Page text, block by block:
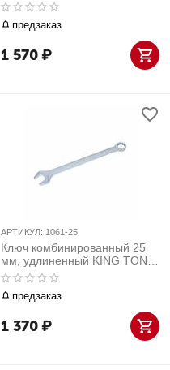
предзаказ
1 570₽
АРТИКУЛ: 1061-25
Ключ комбинированный 25
мм, удлиненный KING TONY
1061-25
предзаказ
1 370₽